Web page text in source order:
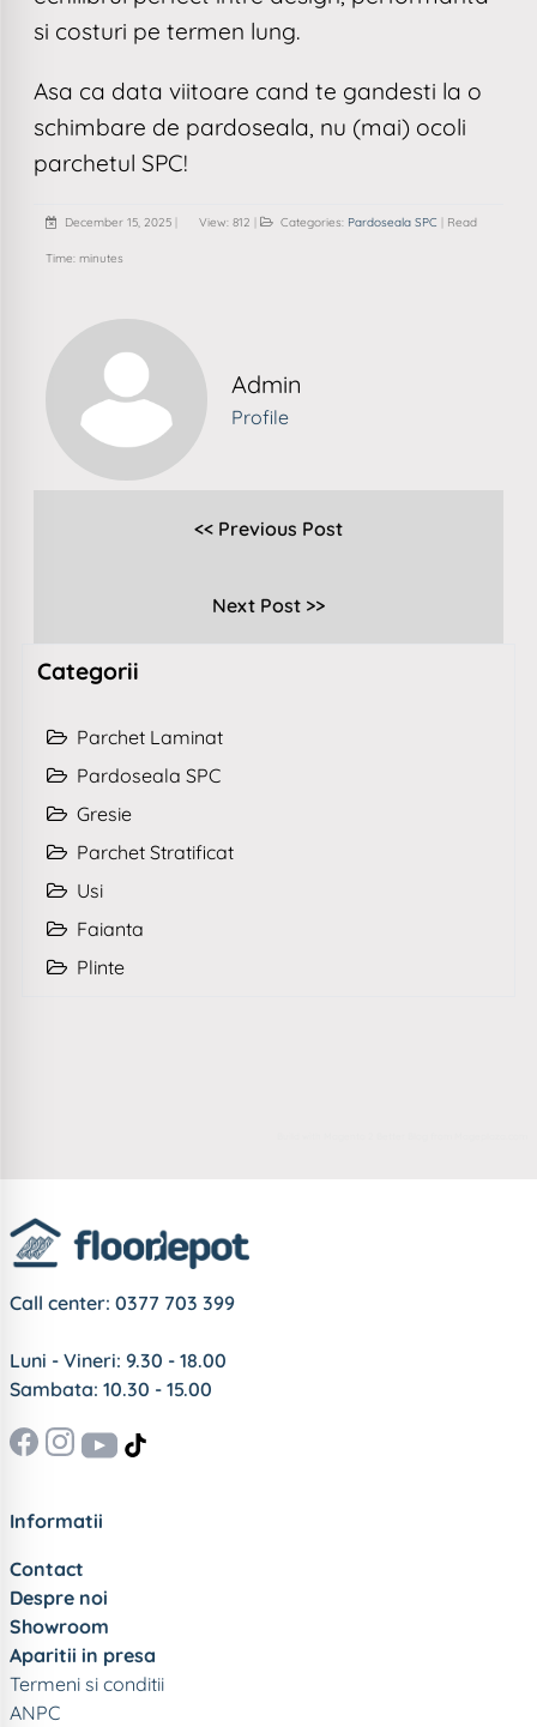
si costuri pe termen lung.
Asa ca data viitoare cand te gandesti la o
schimbare de pardoseala, nu (mai) ocoli
parchetul SPC!
December 15, 2025 | View: 812 | Categories: Pardoseala SPC | Read
Time: minutes
Admin
Profile
<< Previous Post
Next Post >>
Categorii
Parchet Laminat
Pardoseala SPC
Gresie
Parchet Stratificat
Usi
Faianta
Plinte
Call center: 0377 703 399
Luni - Vineri: 9.30 - 18.00
Sambata: 10.30 - 15.00
Informatii
Contact
Despre noi
Showroom
Aparitii in presa
Termeni si conditii
ANPC